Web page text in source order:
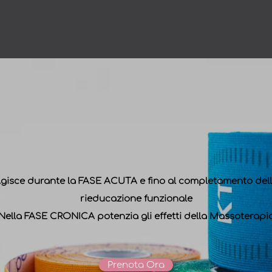
durante la FASE ACUTA e fino al completamento
rieducazione funzionale
FASE CRONICA potenzia gli effetti della
Prenota Ora